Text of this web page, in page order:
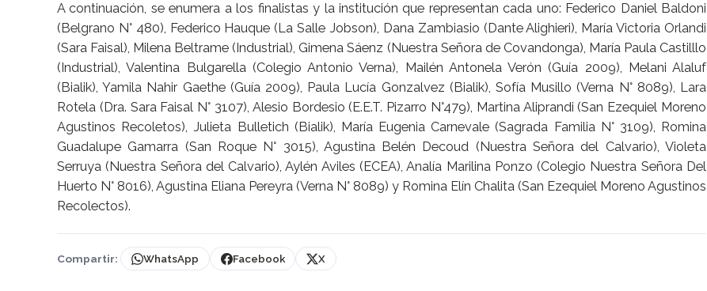
A continuación, se enumera a los finalistas y la institución que representan cada uno: Federico Daniel Baldoni
(Belgrano N° 480), Federico Hauque (La Salle Jobson), Dana Zambiasio (Dante Alighieri), María Victoria Orlandi
(Sara Faisal), Milena Beltrame (Industrial), Gimena Sáenz (Nuestra Señora de Covandonga), María Paula Castilllo
(Industrial), Valentina Bulgarella (Colegio Antonio Verna), Mailén Antonela Verón (Guía 2009), Melani Alaluf
(Bialik), Yamila Nahir Gaethe (Guía 2009), Paula Lucía Gonzalvez (Bialik), Sofía Musillo (Verna N° 8089), Lara
Rotela (Dra. Sara Faisal N° 3107), Alesio Bordesio (E.E.T. Pizarro N°479), Martina Aliprandi (San Ezequiel Moreno
Agustinos Recoletos), Julieta Bulletich (Bialik), María Eugenia Carnevale (Sagrada Familia N° 3109), Romina
Guadalupe Gamarra (San Roque N° 3015), Agustina Belén Decoud (Nuestra Señora del Calvario), Violeta
Serruya (Nuestra Señora del Calvario), Aylén Aviles (ECEA), Analía Marilina Ponzo (Colegio Nuestra Señora Del
Huerto N° 8016), Agustina Eliana Pereyra (Verna N° 8089) y Romina Elín Chalita (San Ezequiel Moreno Agustinos
Recolectos).
Compartir: WhatsApp Facebook X